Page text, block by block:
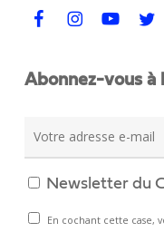
Abonnez-vous à
Newsletter du
En cochant cette case,